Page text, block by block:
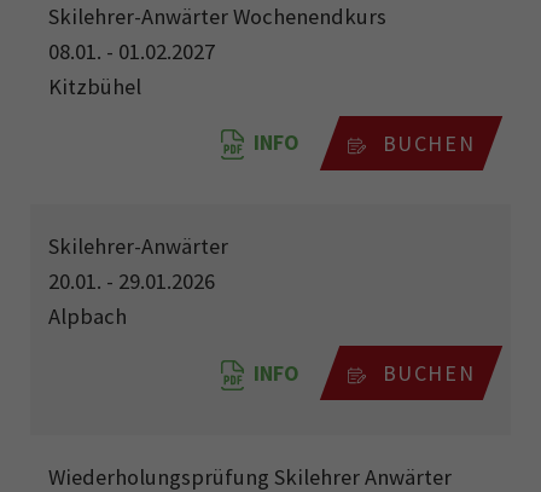
Skilehrer-Anwärter Wochenendkurs
08.01. - 01.02.2027
Kitzbühel
INFO BUCHEN
Skilehrer-Anwärter
20.01. - 29.01.2026
Alpbach
INFO BUCHEN
Wiederholungsprüfung Skilehrer Anwärter